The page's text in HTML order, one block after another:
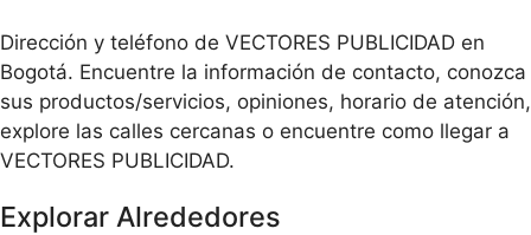
Dirección y teléfono de VECTORES PUBLICIDAD en
Bogotá. Encuentre la información de contacto, conozca
sus productos/servicios, opiniones, horario de atención,
explore las calles cercanas o encuentre como llegar a
VECTORES PUBLICIDAD.
Explorar Alrededores